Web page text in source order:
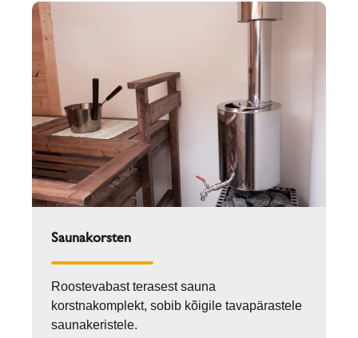
Saunakorsten
Roostevabast terasest sauna
korstnakomplekt, sobib kõigile tavapärastele
saunakeristele.